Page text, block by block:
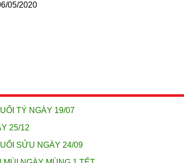
05/2020
TÝ NGÀY 19/07
25/12
SỬU NGÀY 24/09